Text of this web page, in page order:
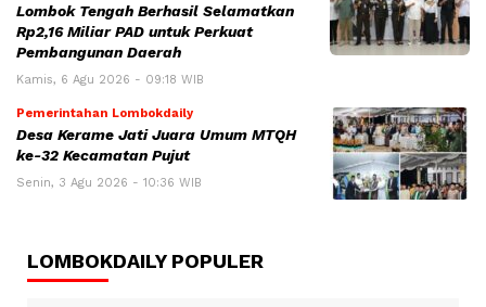
Lombok Tengah Berhasil Selamatkan
Rp2,16 Miliar PAD untuk Perkuat
Pembangunan Daerah
Kamis, 6 Agu 2026 - 09:18 WIB
Pemerintahan Lombokdaily
Desa Kerame Jati Juara Umum MTQH
ke-32 Kecamatan Pujut
Senin, 3 Agu 2026 - 10:36 WIB
LOMBOKDAILY POPULER